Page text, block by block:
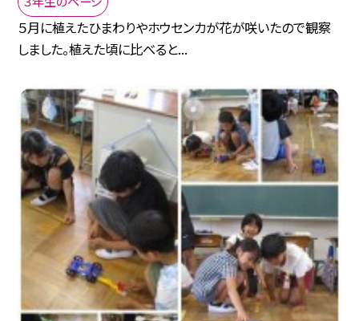
５月に植えたひまわりやホウセンカが花が咲いたので観察
しました。植えた頃に比べると...